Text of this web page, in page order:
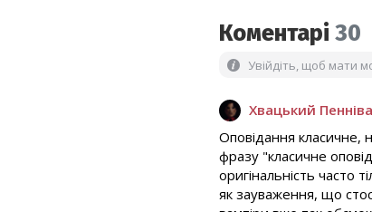
Коментарі30
Увійдіть, щоб мати
Хвацький
Оповідання класичне,
фразу "класичне
оригінальність часто
як зауваження, що